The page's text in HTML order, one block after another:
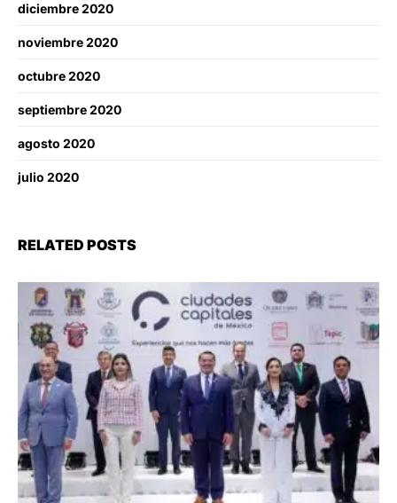
diciembre 2020
noviembre 2020
octubre 2020
septiembre 2020
agosto 2020
julio 2020
RELATED POSTS